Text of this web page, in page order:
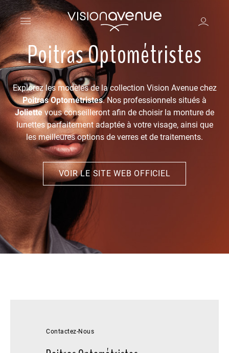
Poitras Optométristes
Explorez les modèles de la collection Vision Avenue chez
Poitras Optométristes. Nos professionnels situés à
Joliettevous conseilleront afin de choisir la monture de
lunettes parfaitement adaptée à votre visage, ainsi que
les meilleures options de verres et de traitements.
VOIR LE SITE WEB OFFICIEL
Contactez-Nous